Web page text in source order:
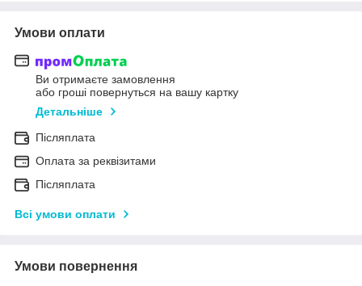
Умови оплати
Ви отримаєте замовлення
або гроші повернуться на вашу картку
Детальніше
Післяплата
Оплата за реквізитами
Післяплата
Всі умови оплати
Умови повернення